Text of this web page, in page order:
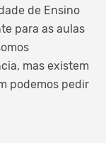
de Ensino
para as aulas
mas existem
podemos pedir